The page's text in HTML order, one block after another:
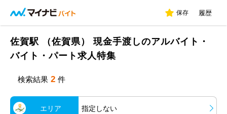
保存 履歴
佐賀駅 （佐賀県） 現金手渡しのアルバイト・
バイト・パート求人特集
検索結果 2 件
エリア 指定しない